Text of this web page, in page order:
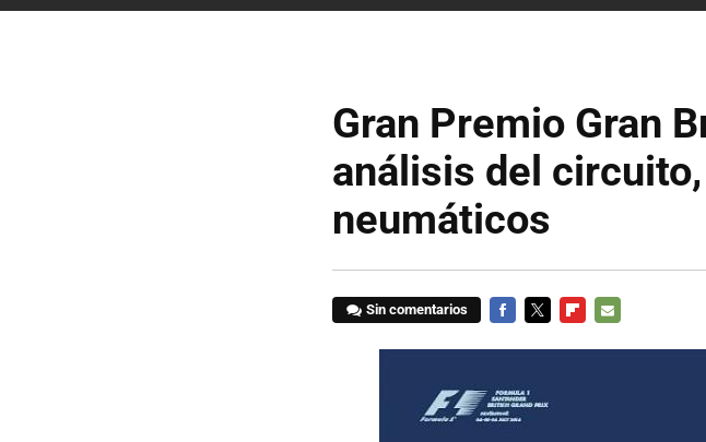
Gran Premio Gran
análisis del
neumáticos
Sin comentarios